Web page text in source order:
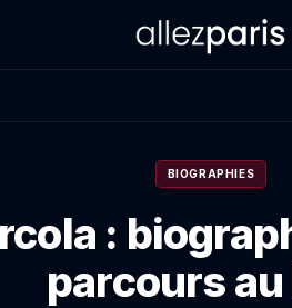
BIOGRAPHIES
:
parcours au